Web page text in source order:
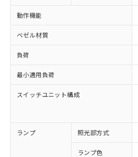
動作機能
ベゼル材質
負荷
最小適用負荷
スイッチユニット構成
ランプ 照光部方式
ランプ色